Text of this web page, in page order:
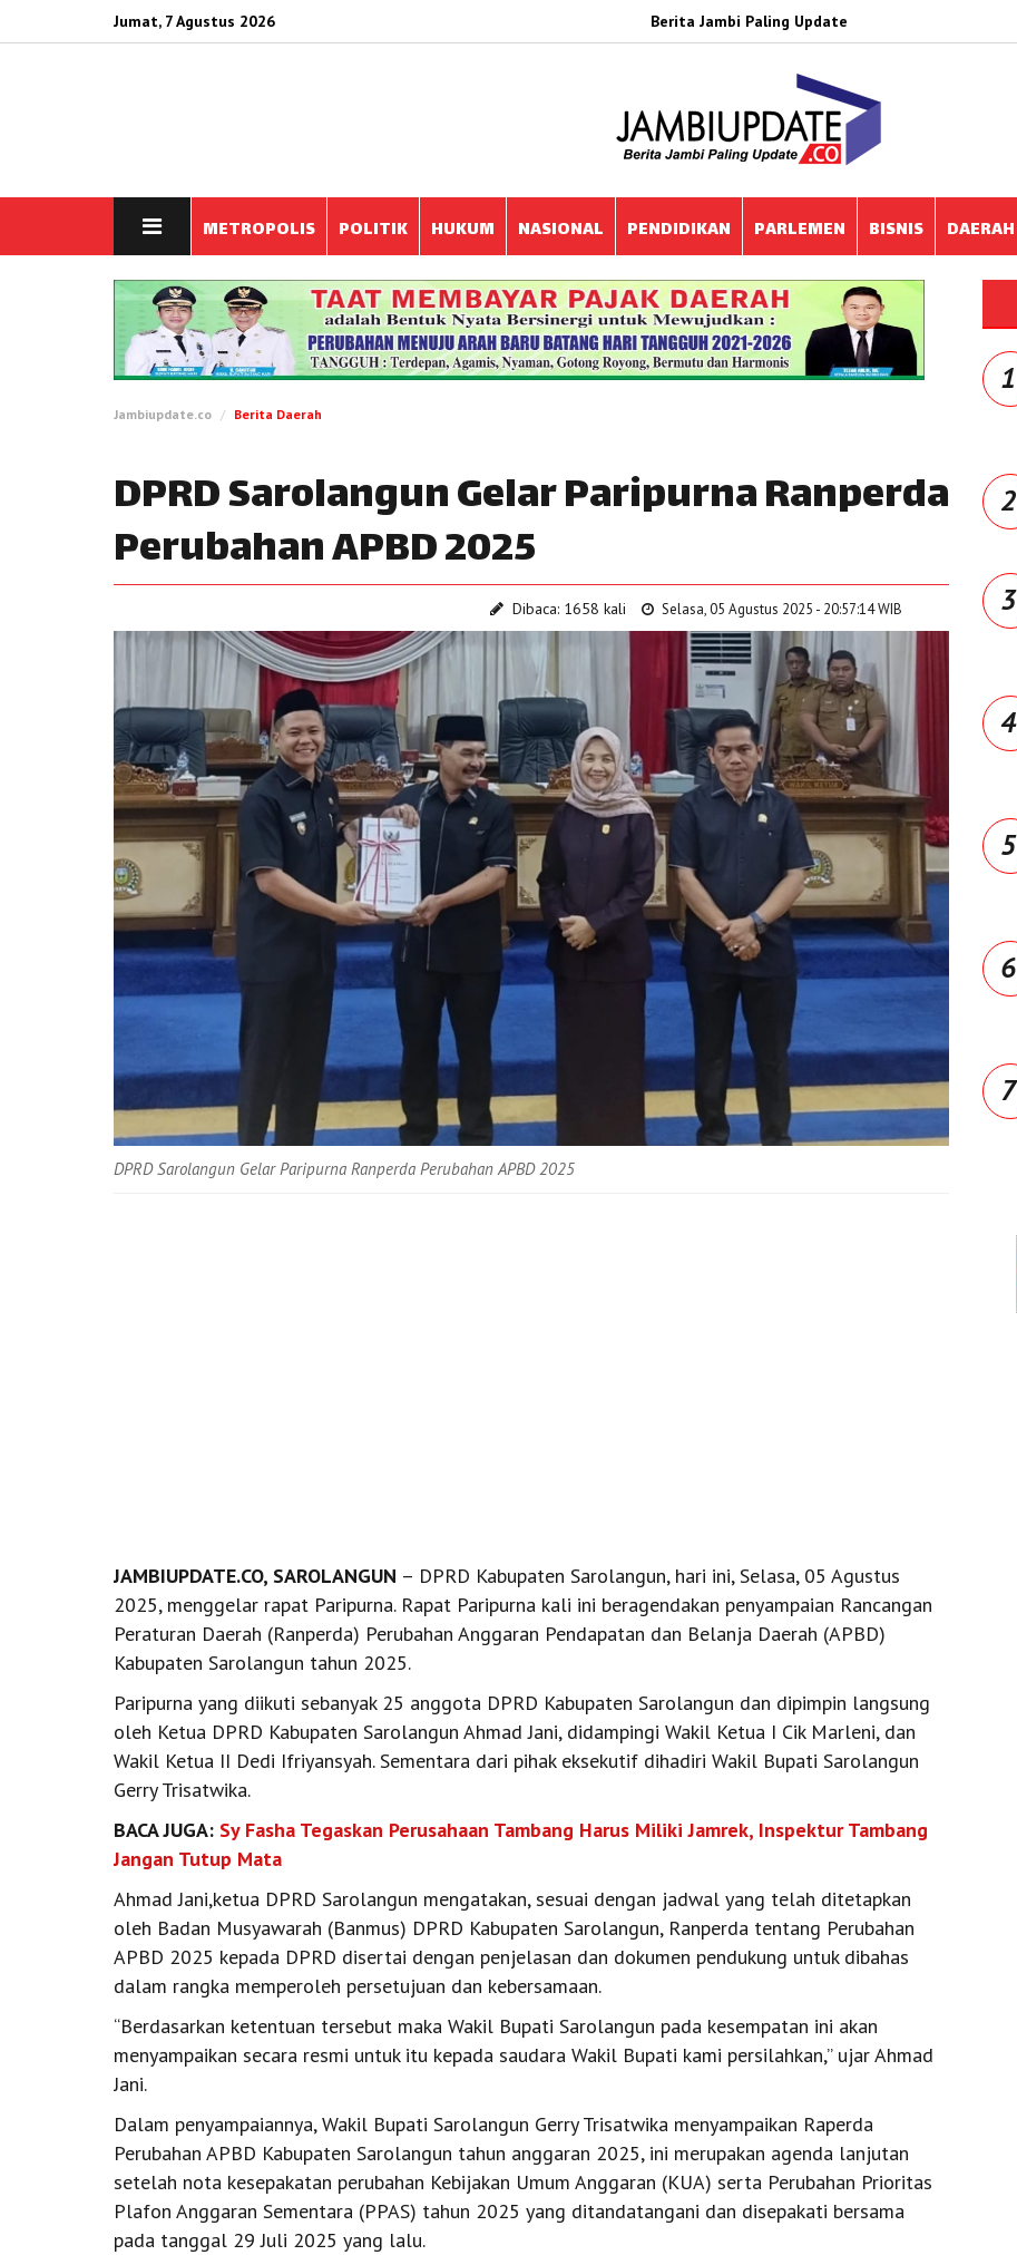
Jumat, 7 Agustus 2026 Berita Jambi Paling Update
METROPOLIS POLITIK HUKUM NASIONAL PENDIDIKAN PARLEMEN BISNIS DAERAH
Jambiupdate.co Berita Daerah
DPRD Sarolangun Gelar Paripurna Ranperda
Perubahan APBD 2025
Dibaca: 1658 kali Selasa, 05 Agustus 2025 - 20:57:14 WIB
DPRD Sarolangun Gelar Paripurna Ranperda Perubahan APBD 2025
JAMBIUPDATE.CO, SAROLANGUN – DPRD Kabupaten Sarolangun, hari ini, Selasa, 05 Agustus
2025, menggelar rapat Paripurna. Rapat Paripurna kali ini beragendakan penyampaian Rancangan
Peraturan Daerah (Ranperda) Perubahan Anggaran Pendapatan dan Belanja Daerah (APBD)
Kabupaten Sarolangun tahun 2025.
Paripurna yang diikuti sebanyak 25 anggota DPRD Kabupaten Sarolangun dan dipimpin langsung
oleh Ketua DPRD Kabupaten Sarolangun Ahmad Jani, didampingi Wakil Ketua I Cik Marleni, dan
Wakil Ketua II Dedi Ifriyansyah. Sementara dari pihak eksekutif dihadiri Wakil Bupati Sarolangun
Gerry Trisatwika.
BACA JUGA: Sy Fasha Tegaskan Perusahaan Tambang Harus Miliki Jamrek, Inspektur Tambang
Jangan Tutup Mata
Ahmad Jani,ketua DPRD Sarolangun mengatakan, sesuai dengan jadwal yang telah ditetapkan
oleh Badan Musyawarah (Banmus) DPRD Kabupaten Sarolangun, Ranperda tentang Perubahan
APBD 2025 kepada DPRD disertai dengan penjelasan dan dokumen pendukung untuk dibahas
dalam rangka memperoleh persetujuan dan kebersamaan.
“Berdasarkan ketentuan tersebut maka Wakil Bupati Sarolangun pada kesempatan ini akan
menyampaikan secara resmi untuk itu kepada saudara Wakil Bupati kami persilahkan,” ujar Ahmad
Jani.
Dalam penyampaiannya, Wakil Bupati Sarolangun Gerry Trisatwika menyampaikan Raperda
Perubahan APBD Kabupaten Sarolangun tahun anggaran 2025, ini merupakan agenda lanjutan
setelah nota kesepakatan perubahan Kebijakan Umum Anggaran (KUA) serta Perubahan Prioritas
Plafon Anggaran Sementara (PPAS) tahun 2025 yang ditandatangani dan disepakati bersama
pada tanggal 29 Juli 2025 yang lalu.
1
2
3
4
5
6
7